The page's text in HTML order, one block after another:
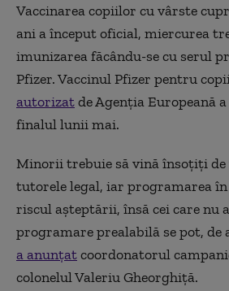
Vaccinarea copiilor cu vârste
ani a început oficial, miercurea
imunizarea făcându-se cu serul
Pfizer. Vaccinul Pfizer pentru
autorizatde Agenția Europeană
finalul lunii mai.
Minorii trebuie să vină însoțiți de
tutorele legal, iar programarea
riscul așteptării, însă cei care nu
programare prealabilă se pot, de
a anunțatcoordonatorul
colonelul Valeriu Gheorghiță.